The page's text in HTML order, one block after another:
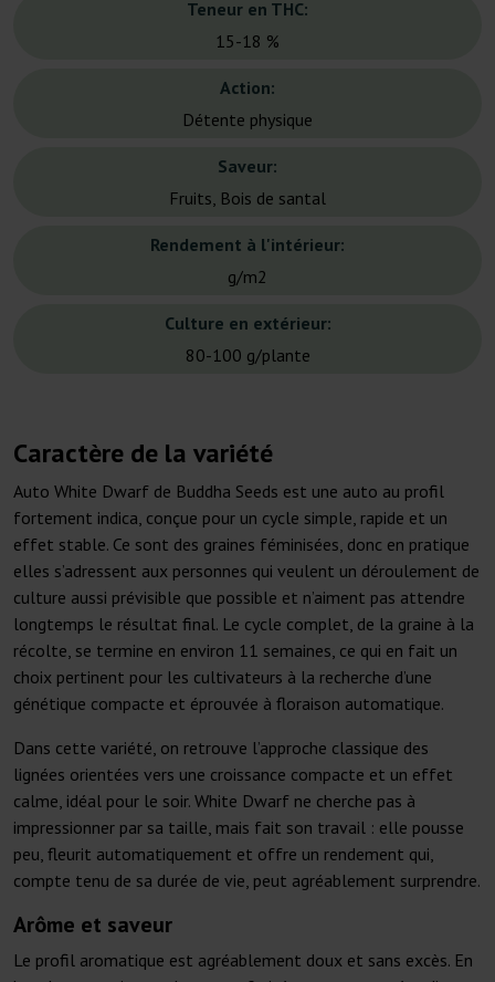
Teneur en THC:
15-18 %
Action:
Détente physique
Saveur:
Fruits, Bois de santal
Rendement à l'intérieur:
g/m2
Culture en extérieur:
80-100 g/plante
Caractère de la variété
Auto White Dwarf de Buddha Seeds est une auto au profil
fortement indica, conçue pour un cycle simple, rapide et un
effet stable. Ce sont des graines féminisées, donc en pratique
elles s’adressent aux personnes qui veulent un déroulement de
culture aussi prévisible que possible et n’aiment pas attendre
longtemps le résultat final. Le cycle complet, de la graine à la
récolte, se termine en environ 11 semaines, ce qui en fait un
choix pertinent pour les cultivateurs à la recherche d’une
génétique compacte et éprouvée à floraison automatique.
Dans cette variété, on retrouve l’approche classique des
lignées orientées vers une croissance compacte et un effet
calme, idéal pour le soir. White Dwarf ne cherche pas à
impressionner par sa taille, mais fait son travail : elle pousse
peu, fleurit automatiquement et offre un rendement qui,
compte tenu de sa durée de vie, peut agréablement surprendre.
Arôme et saveur
Le profil aromatique est agréablement doux et sans excès. En